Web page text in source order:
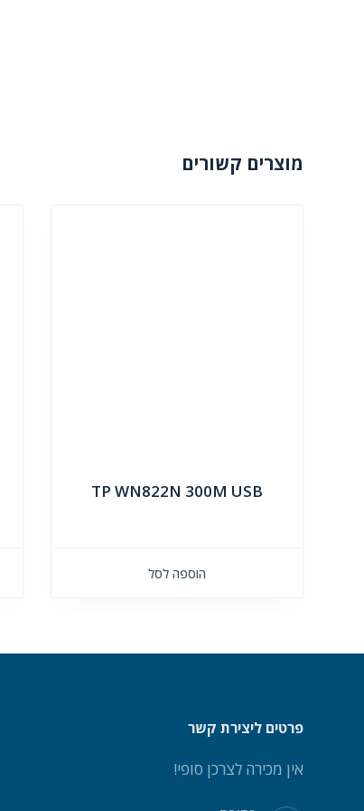
מוצרים קשורים
TP WN822N 300M USB
הוספה לסל
פרטים ליצירת קשר
אין מכירה לצרכן סופי!